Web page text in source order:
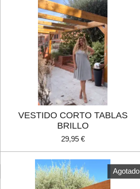
VESTIDO CORTO TABLAS
BRILLO
29,95 €
Agotado